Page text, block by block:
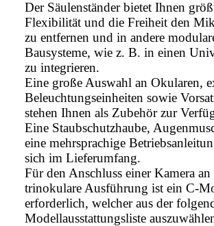
Der Säulenständer bietet Ihnen
Flexibilität und die Freiheit den
zu entfernen und in andere
Bausysteme, wie z. B. in einen
zu integrieren.
Eine große Auswahl an Okularen,
Beleuchtungseinheiten sowie
stehen Ihnen als Zubehör zur
Eine Staubschutzhaube,
eine mehrsprachige
sich im Lieferumfang.
Für den Anschluss einer Kamera an
trinokulare Ausführung ist ein C-
erforderlich, welcher aus der
Modellausstattungsliste